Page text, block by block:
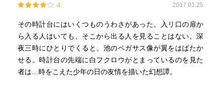
4 2017.01.25
その時計台にはいくつものうわさがあった。入リ口の扉か
ら入る人はいても、そこから出る人を見ることはない。深
夜三時にひとりでくると、池のペガサス像が翼をはばたか
せる。時計台の先端に白フクロウがとまっているのを見た
者は…時をこえた少年の日の友情を描いた幻想譚。